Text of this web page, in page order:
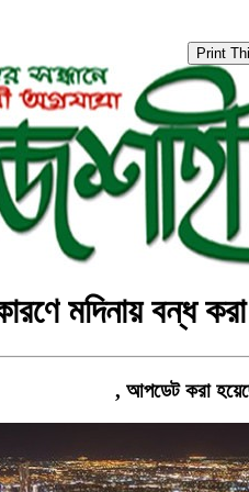
মদিনায় বন্ধ
, আপডেট করা